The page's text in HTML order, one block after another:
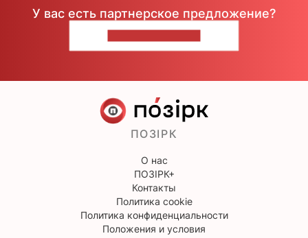
У вас есть партнерское предложение?
ПОЗІРК
О нас
ПОЗІРК+
Контакты
Политика cookie
Политика конфиденциальности
Положения и условия